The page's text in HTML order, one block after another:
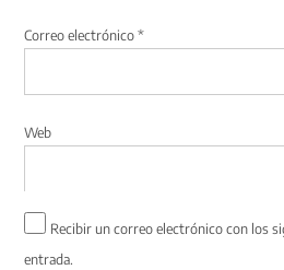
Correo electrónico*
Web
Recibir un correo electrónico con los
entrada.